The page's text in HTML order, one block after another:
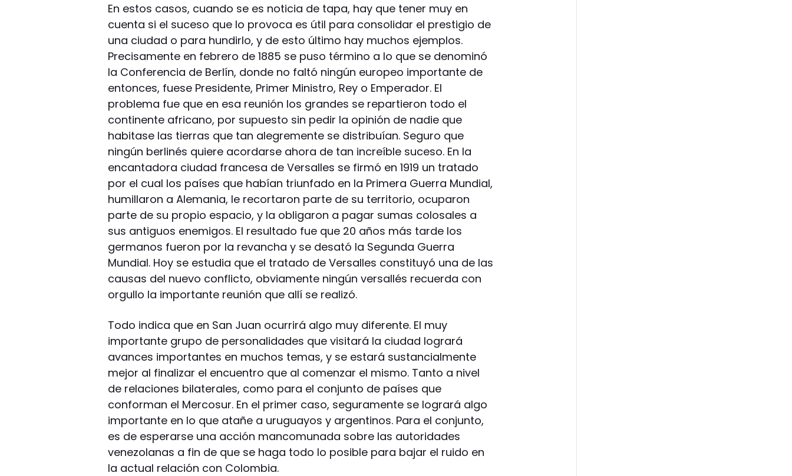
En estos casos, cuando se es noticia de tapa, hay que tener muy en
cuenta si el suceso que lo provoca es útil para consolidar el prestigio de
una ciudad o para hundirlo, y de esto último hay muchos ejemplos.
Precisamente en febrero de 1885 se puso término a lo que se denominó
la Conferencia de Berlín, donde no faltó ningún europeo importante de
entonces, fuese Presidente, Primer Ministro, Rey o Emperador. El
problema fue que en esa reunión los grandes se repartieron todo el
continente africano, por supuesto sin pedir la opinión de nadie que
habitase las tierras que tan alegremente se distribuían. Seguro que
ningún berlinés quiere acordarse ahora de tan increíble suceso. En la
encantadora ciudad francesa de Versalles se firmó en 1919 un tratado
por el cual los países que habían triunfado en la Primera Guerra Mundial,
humillaron a Alemania, le recortaron parte de su territorio, ocuparon
parte de su propio espacio, y la obligaron a pagar sumas colosales a
sus antiguos enemigos. El resultado fue que 20 años más tarde los
germanos fueron por la revancha y se desató la Segunda Guerra
Mundial. Hoy se estudia que el tratado de Versalles constituyó una de las
causas del nuevo conflicto, obviamente ningún versallés recuerda con
orgullo la importante reunión que allí se realizó.
Todo indica que en San Juan ocurrirá algo muy diferente. El muy
importante grupo de personalidades que visitará la ciudad logrará
avances importantes en muchos temas, y se estará sustancialmente
mejor al finalizar el encuentro que al comenzar el mismo. Tanto a nivel
de relaciones bilaterales, como para el conjunto de países que
conforman el Mercosur. En el primer caso, seguramente se logrará algo
importante en lo que atañe a uruguayos y argentinos. Para el conjunto,
es de esperarse una acción mancomunada sobre las autoridades
venezolanas a fin de que se haga todo lo posible para bajar el ruido en
la actual relación con Colombia.